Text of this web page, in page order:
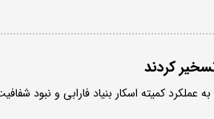
کردند
عملکرد کمیته اسکار بنیاد فارابی و نبود